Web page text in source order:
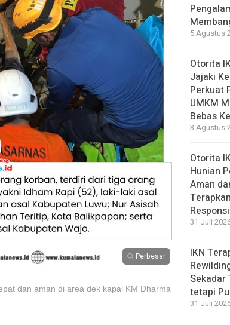
Perbesar
dan aman di area dek kapal KM Dharma
5 Agustus
Otorita
Jajaki
Perkuat
UMKM
Bebas
3 Agustus
Otorita
Hunian
Aman
31 Juli
IKN
Sekadar
tetapi
31 Juli